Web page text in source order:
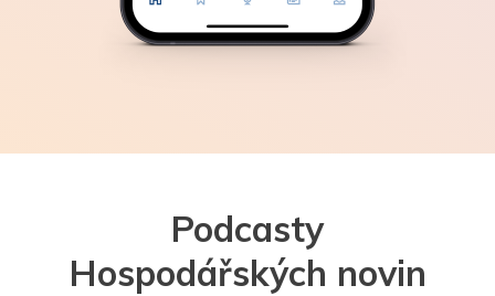
Podcasty
Hospodářských novin